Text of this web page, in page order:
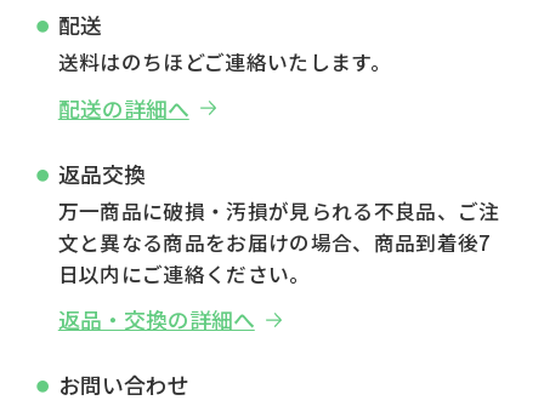
配送
送料はのちほどご連絡いたします。
配送の詳細へ
返品交換
万一商品に破損・汚損が見られる不良品、ご注
文と異なる商品をお届けの場合、商品到着後7
日以内にご連絡ください。
返品・交換の詳細へ
お問い合わせ